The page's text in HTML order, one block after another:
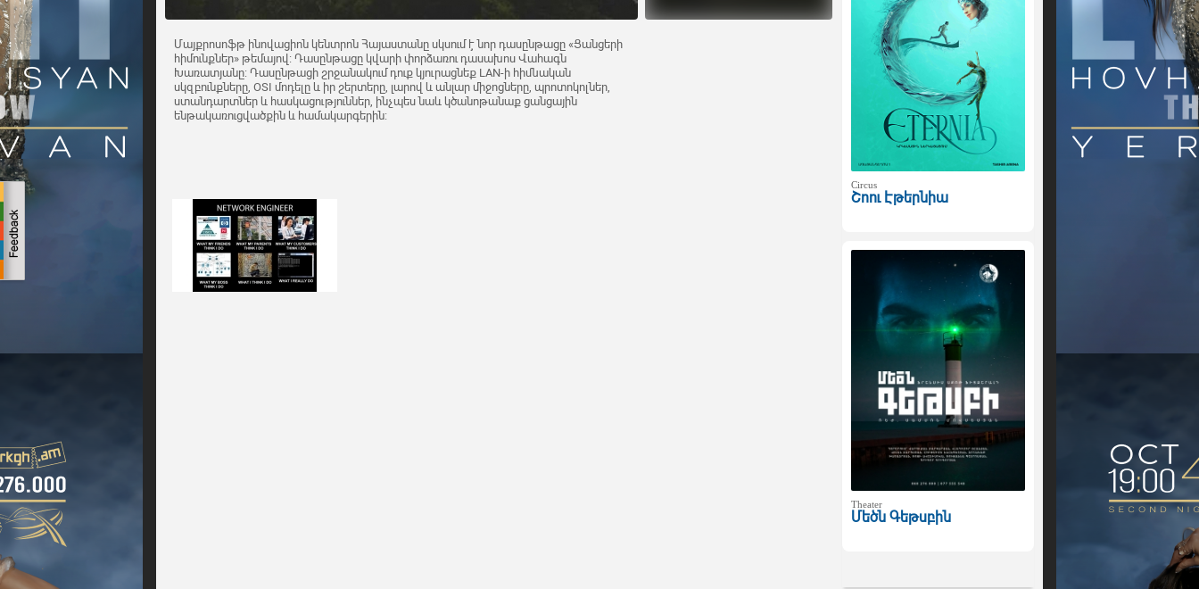
Մայքրոսոֆթ ինովացիոն կենտրոն Հայաստանը սկսում է նոր դասընթացը «Ցանցերի
հիմունքներ» թեմայով: Դասընթացը կվարի փորձառու դասախոս Վահագն
Խառատյանը: Դասընթացի շրջանակում դուք կյուրացնեք LAN-ի հիմնական
սկզբունքները, OSI մոդելը և իր շերտերը, լարով և անլար միջոցները, պրոտոկոլներ,
ստանդարտներ և հասկացություններ, ինչպես նաև կծանոթանաք ցանցային
ենթակառուցվածքին և համակարգերին:
Circus
Շոու Էթերնիա
Theater
Մեծն Գեթսբին